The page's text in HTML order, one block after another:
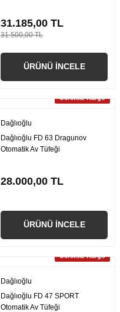
31.185,00 TL
31.500,00 TL
ÜRÜNÜ İNCELE
Ücretsiz Kargo
Dağlıoğlu
Dağlıoğlu FD 63 Dragunov
Otomatik Av Tüfeği
28.000,00 TL
ÜRÜNÜ İNCELE
Ücretsiz Kargo
Dağlıoğlu
Dağlıoğlu FD 47 SPORT
Otomatik Av Tüfeği